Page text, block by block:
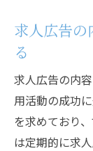
求人広告の
る
求人広告の内
用活動の成功
を求めており
は定期的に求